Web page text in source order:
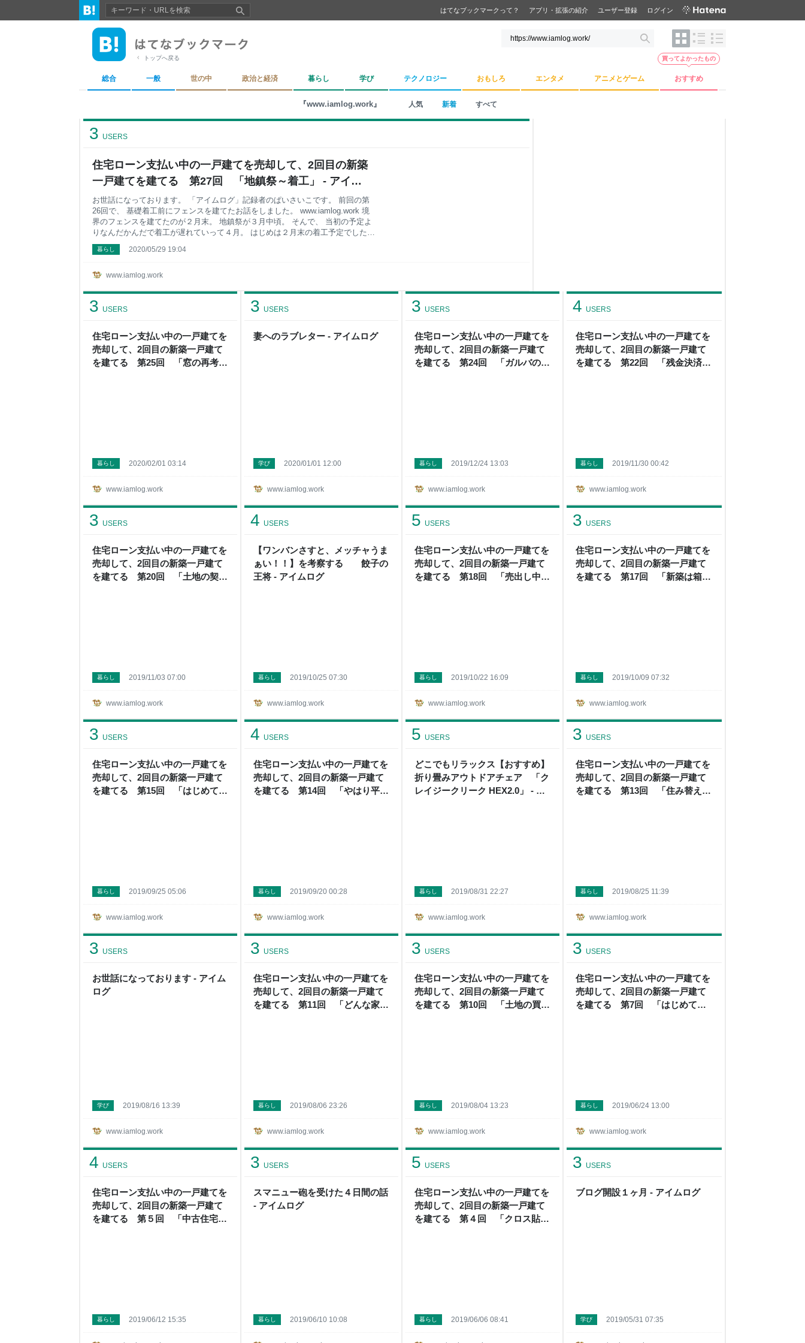
はてなブックマークって？ アプリ・拡張の紹介 ユーザー登録 ログイン
トップへ戻る
総合 一般 世の中 政治と経済 暮らし 学び テクノロジー おもしろ エンタメ アニメとゲーム おすすめ
買ってよかったもの
『www.iamlog.work』 人気 新着 すべて
住宅ローン支払い中の一戸建てを売却して、2回目の新築
一戸建てを建てる 第27回 「地鎮祭～着工」 - アイム
ログ
3 USERS
www.iamlog.work
お世話になっております。 「アイムログ」記録者のぱいさいこです。 前回の第
26回で、 基礎着工前にフェンスを建てたお話をしました。 www.iamlog.work 境
界のフェンスを建てたのが２月末。 地鎮祭が３月中頃。 そんで、 当初の予定よ
りなんだかんだで着工が遅れていって４月。 はじめは２月末の着工予定でしたか
らね。 完工の予定日は遅れないらしいので構いませんがホントかな。 ８月末に
完工予定です。 ９月に引っ越しとなりそうですね。 無事に家が建ち上がること
るようなことはないんですけどね。 普通の地鎮祭を行いました。 ハウスビルダ
たからエイエイエイエイッですよ。 これ
暮らし 2020/05/29 19:04
住宅ローン支払い中の一戸建てを
売却して、2回目の新築一戸建て
を建てる 第25回 「窓の再考と
3 USERS
www.iamlog.work
暮らし 2020/02/01 03:14
妻へのラブレター - アイムログ
3 USERS
www.iamlog.work
学び 2020/01/01 12:00
住宅ローン支払い中の一戸建てを
売却して、2回目の新築一戸建て
を建てる 第24回 「ガルバのサ
3 USERS
www.iamlog.work
暮らし 2019/12/24 13:03
住宅ローン支払い中の一戸建てを
売却して、2回目の新築一戸建て
を建てる 第22回 「残金決済・
4 USERS
www.iamlog.work
暮らし 2019/11/30 00:42
住宅ローン支払い中の一戸建てを
売却して、2回目の新築一戸建て
を建てる 第20回 「土地の契
3 USERS
www.iamlog.work
暮らし 2019/11/03 07:00
【ワンバンさすと、メッチャうま
ぁい！！】を考察する 餃子の
王将 - アイムログ
4 USERS
www.iamlog.work
暮らし 2019/10/25 07:30
住宅ローン支払い中の一戸建てを
売却して、2回目の新築一戸建て
を建てる 第18回 「売出し中の
5 USERS
www.iamlog.work
暮らし 2019/10/22 16:09
住宅ローン支払い中の一戸建てを
売却して、2回目の新築一戸建て
を建てる 第17回 「新築は箱型
3 USERS
www.iamlog.work
暮らし 2019/10/09 07:32
住宅ローン支払い中の一戸建てを
売却して、2回目の新築一戸建て
を建てる 第15回 「はじめての
3 USERS
www.iamlog.work
暮らし 2019/09/25 05:06
住宅ローン支払い中の一戸建てを
売却して、2回目の新築一戸建て
を建てる 第14回 「やはり平屋
4 USERS
www.iamlog.work
暮らし 2019/09/20 00:28
どこでもリラックス【おすすめ】
折り畳みアウトドアチェア 「ク
レイジークリーク HEX2.0」 - ア
5 USERS
www.iamlog.work
暮らし 2019/08/31 22:27
住宅ローン支払い中の一戸建てを
売却して、2回目の新築一戸建て
を建てる 第13回 「住み替えロ
3 USERS
www.iamlog.work
暮らし 2019/08/25 11:39
お世話になっております - アイム
ログ
3 USERS
www.iamlog.work
学び 2019/08/16 13:39
住宅ローン支払い中の一戸建てを
売却して、2回目の新築一戸建て
を建てる 第11回 「どんな家を
3 USERS
www.iamlog.work
暮らし 2019/08/06 23:26
住宅ローン支払い中の一戸建てを
売却して、2回目の新築一戸建て
を建てる 第10回 「土地の買付
3 USERS
www.iamlog.work
暮らし 2019/08/04 13:23
住宅ローン支払い中の一戸建てを
売却して、2回目の新築一戸建て
を建てる 第7回 「はじめての
3 USERS
www.iamlog.work
暮らし 2019/06/24 13:00
住宅ローン支払い中の一戸建てを
売却して、2回目の新築一戸建て
を建てる 第５回 「中古住宅の
4 USERS
暮らし 2019/06/12 15:35
スマニュー砲を受けた４日間の話
- アイムログ
3 USERS
暮らし 2019/06/10 10:08
住宅ローン支払い中の一戸建てを
売却して、2回目の新築一戸建て
を建てる 第４回 「クロス貼替
5 USERS
暮らし 2019/06/06 08:41
ブログ開設１ヶ月 - アイムログ
3 USERS
学び 2019/05/31 07:35